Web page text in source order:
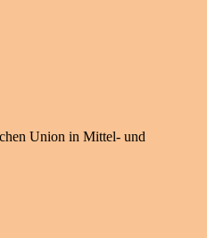
Union in Mittel- und